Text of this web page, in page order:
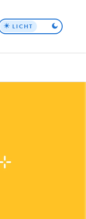
Top
LICHT